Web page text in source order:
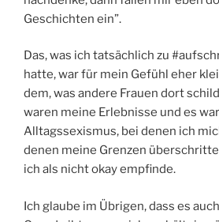
Geschichten ein”.
Das, was ich tatsächlich zu
hatte, war für mein Gefühl eher
dem, was andere Frauen dort
waren meine Erlebnisse und es
Alltagssexismus, bei denen ich
denen meine Grenzen
ich als nicht okay empfinde.
Ich glaube im Übrigen, dass es